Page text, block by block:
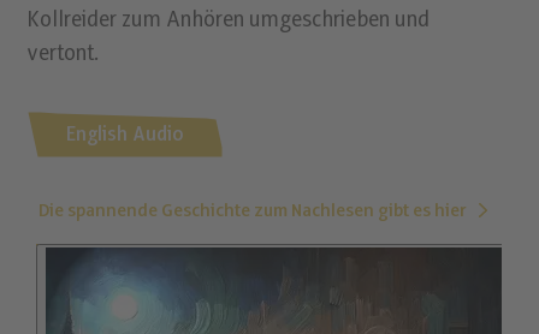
Kollreider zum Anhören umgeschrieben und
vertont.
English Audio
Die spannende Geschichte zum Nachlesen gibt es hier